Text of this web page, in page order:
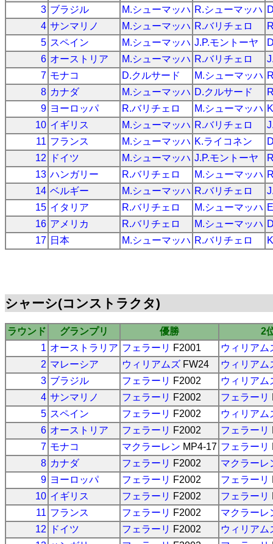
3 ブラジル M.シューマッハ R.シューマッハ
4 サンマリノ M.シューマッハ R.バリチェロ
5 スペイン M.シューマッハ J.P.モントーヤ
6 オーストリア M.シューマッハ R.バリチェロ
7 モナコ D.クルサード M.シューマッハ
8 カナダ M.シューマッハ D.クルサード
9 ヨーロッパ R.バリチェロ M.シューマッハ
10 イギリス M.シューマッハ R.バリチェロ
11 フランス M.シューマッハ K.ライコネン
12
ドイツ M.シューマッハ J.P.モントーヤ
13 ハンガリー R.バリチェロ M.シューマッハ
14 ベルギー M.シューマッハ R.バリチェロ
15 イタリア R.バリチェロ M.シューマッハ
16 アメリカ R.バリチェロ M.シューマッハ
17 日本 M.シューマッハ R.バリチェロ
シャーシ(コンストラクタ)
ラウンド グランプリ 優勝
2
1 オーストラリア フェラーリ F2001
ウィリアム
2 マレーシア ウィリアムズ FW24
ウィリアム
3 ブラジル フェラーリ F2002
ウィリアム
4 サンマリノ フェラーリ F2002 フェラーリ
5 スペイン フェラーリ F2002
ウィリアム
6 オーストリア フェラーリ F2002 フェラーリ
7 モナコ マクラーレン MP4-17 フェラーリ
8 カナダ フェラーリ F2002
マクラーレ
9 ヨーロッパ フェラーリ F2002 フェラーリ
10 イギリス フェラーリ F2002 フェラーリ
11 フランス フェラーリ F2002
マクラーレ
12
ドイツ フェラーリ F2002
ウィリアム